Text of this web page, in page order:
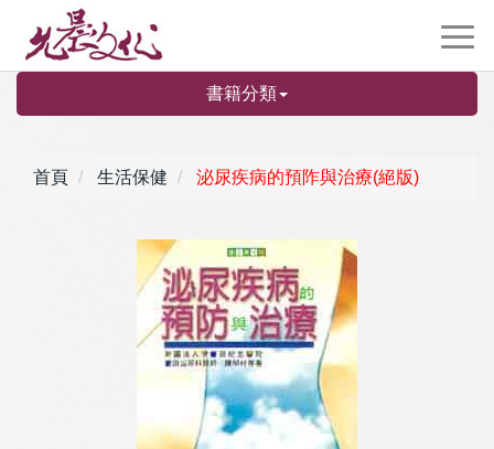
書籍分類
首頁 生活保健 泌尿疾病的預阼與治療(絕版)